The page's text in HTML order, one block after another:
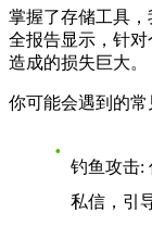
掌握了存储工具
全报告显示，针对
造成的损失巨大。
你可能会遇到的常
钓鱼攻击:
私信，引